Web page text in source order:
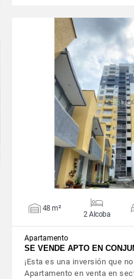
VIEW
48 m²
2 Alcoba
Apartamento
SE VENDE APTO EN
¡Esta es una inversión que
Apartamento en venta en